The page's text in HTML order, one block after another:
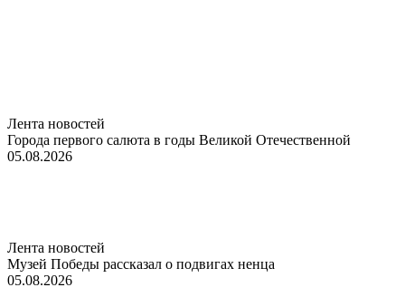
Лента новостей
Города первого салюта в годы Великой Отечественной
05.08.2026
Лента новостей
Музей Победы рассказал о подвигах ненца
05.08.2026